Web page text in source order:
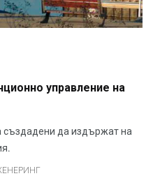
управление на
създадени да издържат на